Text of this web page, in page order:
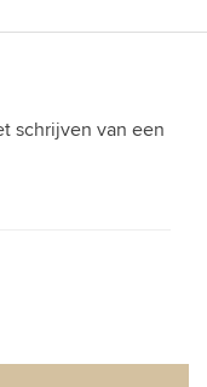
schrijven van een